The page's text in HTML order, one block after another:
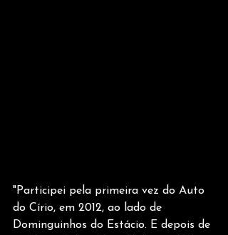
"Participei pela primeira vez do Auto
do Círio, em 2012, ao lado de
Dominguinhos do Estácio. E depois de